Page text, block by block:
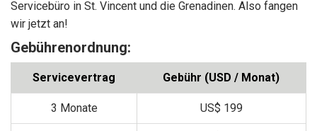
Servicebüro in St. Vincent und die Grenadinen. Also fangen
wir jetzt an!
Gebührenordnung:
Servicevertrag Gebühr (USD / Monat)
3 Monate US$ 199